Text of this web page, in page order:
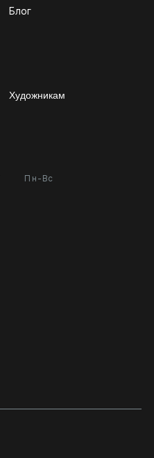
Пн-Вс
Блог
Художникам